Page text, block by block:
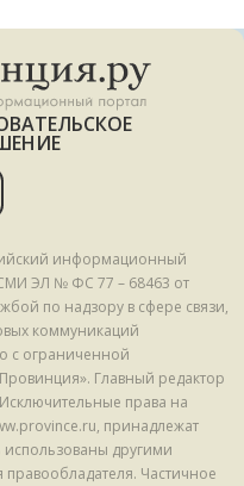
информационный
СМИ ЭЛ № ФС 77 – 68463 от
по надзору в сфере связи,
коммуникаций
с ограниченной
Главный редактор
права на
принадлежат
другими
Частичное